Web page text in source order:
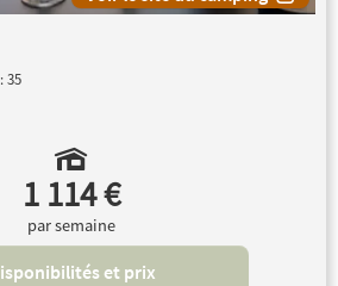
35
1 114 €
par semaine
et prix